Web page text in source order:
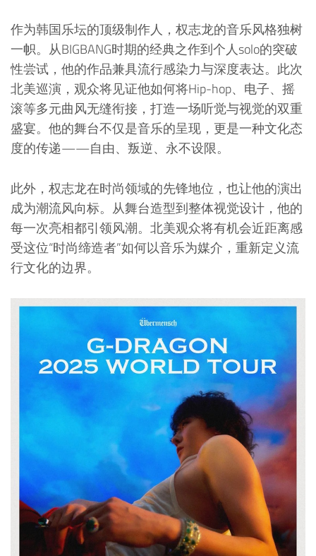
作为韩国乐坛的顶级制作人，权志龙的音乐风格独树
一帜。从BIGBANG时期的经典之作到个人solo的突破
性尝试，他的作品兼具流行感染力与深度表达。此次
北美巡演，观众将见证他如何将Hip-hop、电子、摇
滚等多元曲风无缝衔接，打造一场听觉与视觉的双重
盛宴。他的舞台不仅是音乐的呈现，更是一种文化态
度的传递——自由、叛逆、永不设限。
此外，权志龙在时尚领域的先锋地位，也让他的演出
成为潮流风向标。从舞台造型到整体视觉设计，他的
每一次亮相都引领风潮。北美观众将有机会近距离感
受这位“时尚缔造者”如何以音乐为媒介，重新定义流
行文化的边界。